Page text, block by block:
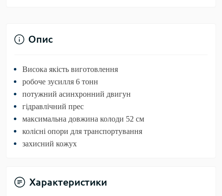
Опис
Висока якість виготовлення
робоче зусилля 6 тонн
потужний асинхронний двигун
гідравлічний прес
максимальна довжина колоди 52 см
колісні опори для транспортування
захисний кожух
Характеристики